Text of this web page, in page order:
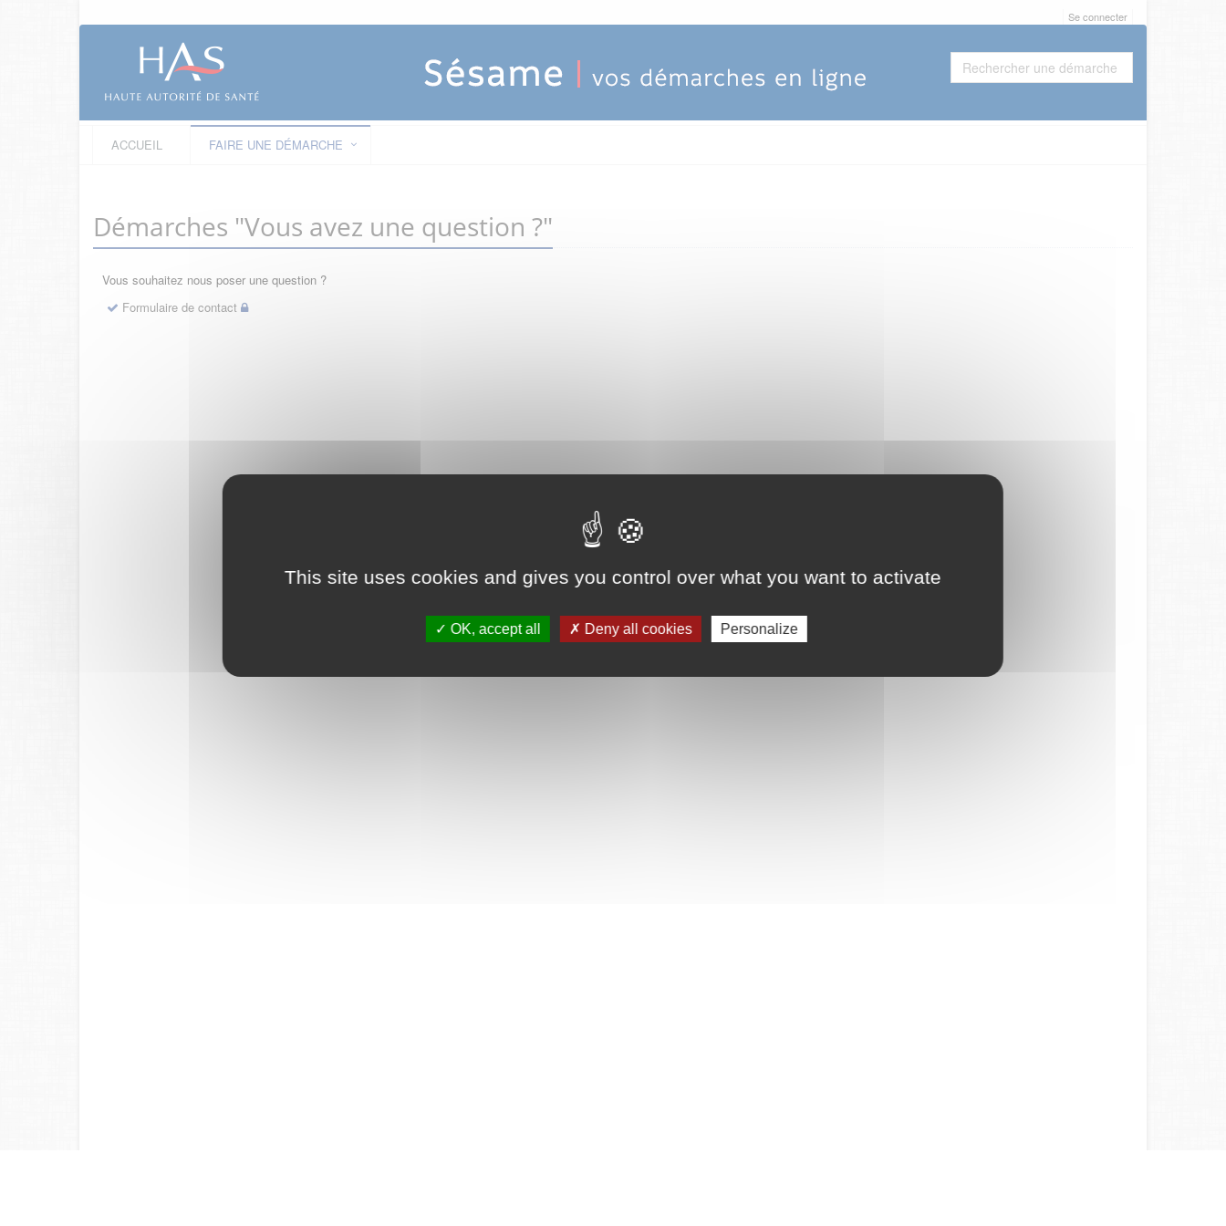
This site uses cookies and gives you control over what you want to activate
OK, accept all Deny all cookies Personalize
Se connecter
ACCUEIL FAIRE UNE DÉMARCHE
Démarches "Vous avez une question ?"
Vous souhaitez nous poser une question ?
Formulaire de contact